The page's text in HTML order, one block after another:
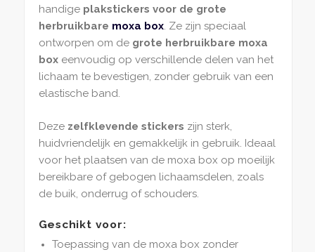
handige plakstickers voor de grote
herbruikbare moxa box. Ze zijn speciaal
ontworpen om de grote herbruikbare moxa
boxeenvoudig op verschillende delen van het
lichaam te bevestigen, zonder gebruik van een
elastische band.
Deze zelfklevende stickers zijn sterk,
huidvriendelijk en gemakkelijk in gebruik. Ideaal
voor het plaatsen van de moxa box op moeilijk
bereikbare of gebogen lichaamsdelen, zoals
de buik, onderrug of schouders.
Geschikt voor:
Toepassing van de moxa box zonder